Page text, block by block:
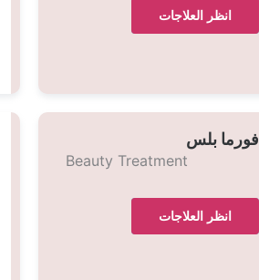
انظر العلاجات
فورما بلس
Beauty Treatment
انظر العلاجات